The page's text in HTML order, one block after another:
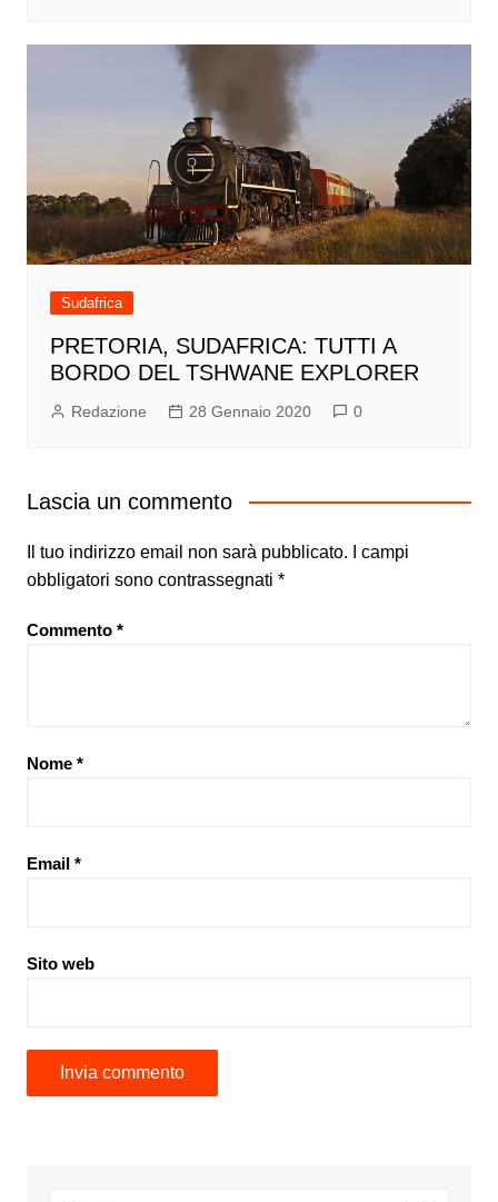
Sudafrica
PRETORIA, SUDAFRICA: TUTTI A
BORDO DEL TSHWANE EXPLORER
Redazione 28 Gennaio 2020 0
Lascia un commento
Il tuo indirizzo email non sarà pubblicato.
I campi
obbligatori sono contrassegnati *
Commento *
Nome *
Email *
Sito web